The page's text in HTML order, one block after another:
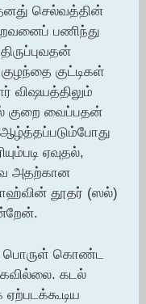
செல்வத்தின்
பணிந்து
குட்டிகள்
விஷயத்திலும்
குறை வைப்பதன்
ஏவுதல்,
அதற்கான
தூதர் (ஸல்)
பொருள் கொண்ட
கடல்